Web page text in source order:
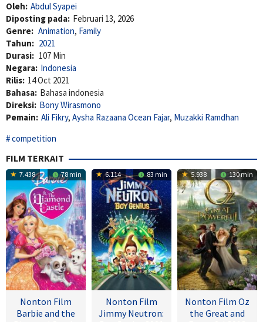
Oleh: Abdul Syapei
Diposting pada: Februari 13, 2026
Genre: Animation, Family
Tahun: 2021
Durasi: 107 Min
Negara: Indonesia
Rilis: 14 Oct 2021
Bahasa: Bahasa indonesia
Direksi: Bony Wirasmono
Pemain: Ali Fikry, Aysha Razaana Ocean Fajar, Muzakki Ramdhan
competition
FILM TERKAIT
7.438 78 min
Nonton Film
Barbie and the
6.114 83 min
Nonton Film
Jimmy Neutron:
5.938 130 min
Nonton Film Oz
the Great and